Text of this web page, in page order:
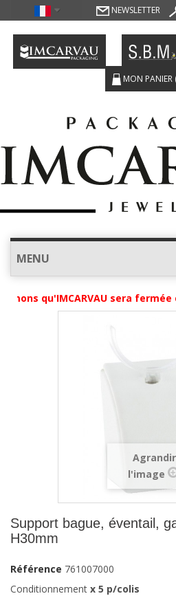
NEWSLETTER
MON PANIER
MENU
qu'IMCARVAU sera fermée
Agrandir
l'image
Support bague, éventail,
H30mm
Référence 761007000
Conditionnement x 5 p/colis